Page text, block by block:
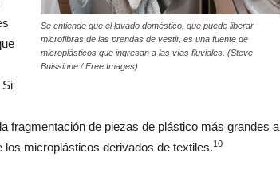
Se entiende que el lavado doméstico, que puede liberar
microfibras de las prendas de vestir, es una fuente de
microplásticos que ingresan a las vías fluviales. (Steve
Buissinne / Free Images)
Si
fragmentación de piezas de plástico más grandes a
microplásticos derivados de textiles.10